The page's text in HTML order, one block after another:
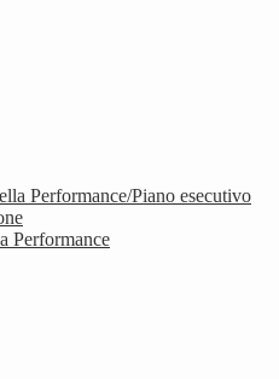
Performance/Piano esecutivo
Performance